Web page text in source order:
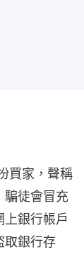
買家，聲稱
騙徒會冒充
銀行帳戶
取銀行存